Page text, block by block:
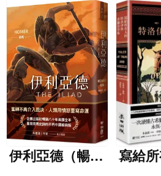
伊利亞德（暢銷
寫給